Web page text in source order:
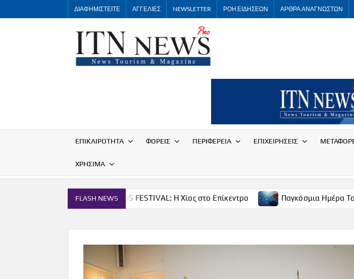
to
ΔΙΑΦΗΜΙΣΤΕΙΤΕ ΑΓΓΕΛΙΕΣ NEWSLETTER ΡΟΗ ΕΙΔΗΣΕΩΝ ΑΡΘΡΑ ΑΝΑΓΝΩΣΤΩΝ
News
ΕΠΙΚΑΙΡΟΤΗΤΑ ΦΟΡΕΙΣ ΠΕΡΙΦΕΡΕΙΑ ΕΠΙΧΕΙΡΗΣΕΙΣ
ΧΡΗΣΙΜΑ
FLASH NEWS
THE CHIOS FESTIVAL: Η Χίος στο Επίκεντρο Παγκόσμια Ημέρα Τουρισμού